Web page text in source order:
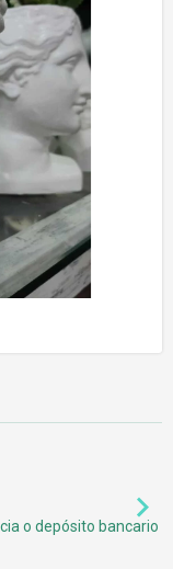
o depósito bancario